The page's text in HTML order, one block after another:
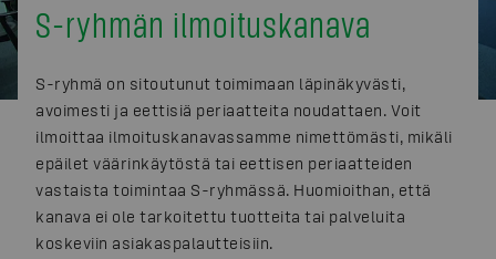
S-ryhmän ilmoituskanava
S-ryhmä on sitoutunut toimimaan läpinäkyvästi,
avoimesti ja eettisiä periaatteita noudattaen. Voit
ilmoittaa ilmoituskanavassamme nimettömästi, mikäli
epäilet väärinkäytöstä tai eettisen periaatteiden
vastaista toimintaa S-ryhmässä. Huomioithan, että
kanava ei ole tarkoitettu tuotteita tai palveluita
koskeviin asiakaspalautteisiin.